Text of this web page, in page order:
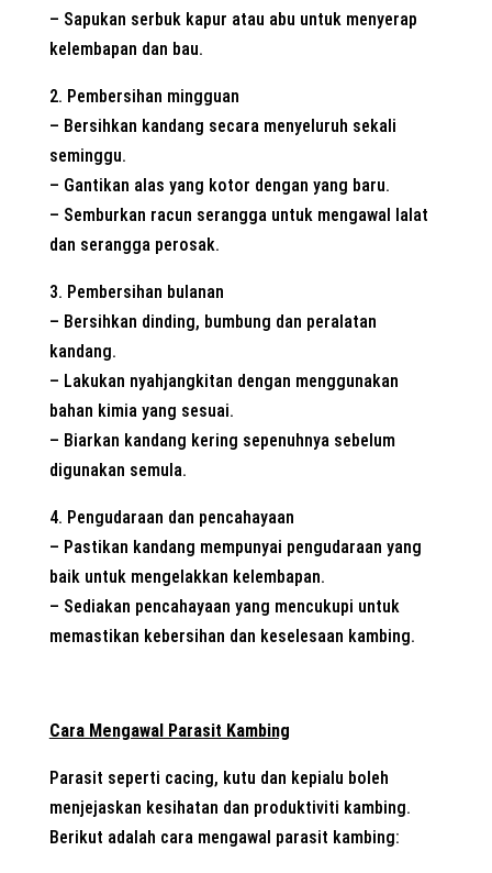
– Sapukan serbuk kapur atau abu untuk menyerap
kelembapan dan bau.
2. Pembersihan mingguan
– Bersihkan kandang secara menyeluruh sekali
seminggu.
– Gantikan alas yang kotor dengan yang baru.
– Semburkan racun serangga untuk mengawal lalat
dan serangga perosak.
3. Pembersihan bulanan
– Bersihkan dinding, bumbung dan peralatan
kandang.
– Lakukan nyahjangkitan dengan menggunakan
bahan kimia yang sesuai.
– Biarkan kandang kering sepenuhnya sebelum
digunakan semula.
4. Pengudaraan dan pencahayaan
– Pastikan kandang mempunyai pengudaraan yang
baik untuk mengelakkan kelembapan.
– Sediakan pencahayaan yang mencukupi untuk
memastikan kebersihan dan keselesaan kambing.
Cara Mengawal Parasit Kambing
Parasit seperti cacing, kutu dan kepialu boleh
menjejaskan kesihatan dan produktiviti kambing.
Berikut adalah cara mengawal parasit kambing: